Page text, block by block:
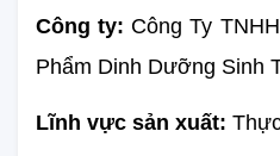
Công ty: Công Ty
Phẩm Dinh Dưỡng Sinh
Lĩnh vực sản xuất: